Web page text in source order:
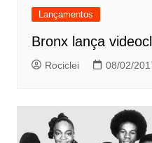
Lançamentos
Bronx lança
Rociclei 08/02/